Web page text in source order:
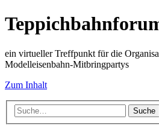
ein virtueller Treffpunkt für die
Modelleisenbahn-Mitbringpartys
Zum Inhalt
Suche